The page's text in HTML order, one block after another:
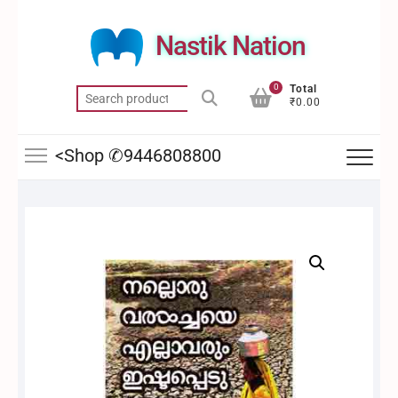
Nastik Nation
Search
for:
0
Total
₹0.00
<Shop ✆9446808800